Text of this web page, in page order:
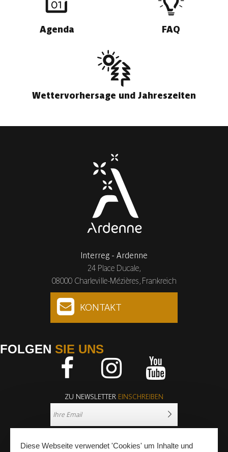
Agenda FAQ
Wettervorhersage und Jahreszeiten
Interreg - Ardenne
24 Place Ducale,
08000 Charleville-Mézières, Frankreich
KONTAKT
FOLGEN SIE UNS
ZU NEWSLETTER EINSCHREIBEN
Diese Webseite verwendet 'Cookies' um Inhalte und